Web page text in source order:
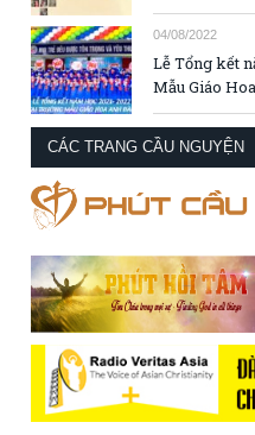
04/08/2022
Lễ Tổng kết
Mẫu Giáo
CÁC TRANG CẦU NGUYỆN